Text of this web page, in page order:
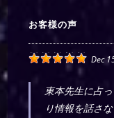
お客様の声
Dec
東本先生に占
り情報を話さ